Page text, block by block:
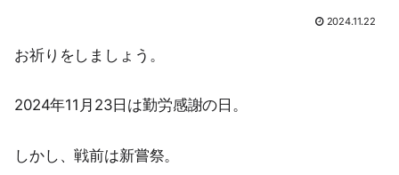
2024.11.22
お祈りをしましょう。
2024年11月23日は勤労感謝の日。
しかし、戦前は新嘗祭。